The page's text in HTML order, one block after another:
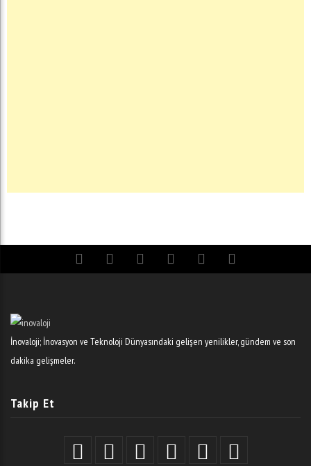
İnovaloji; İnovasyon ve Teknoloji Dünyasındaki gelişen yenilikler, gündem ve son
dakika gelişmeler.
Takip Et